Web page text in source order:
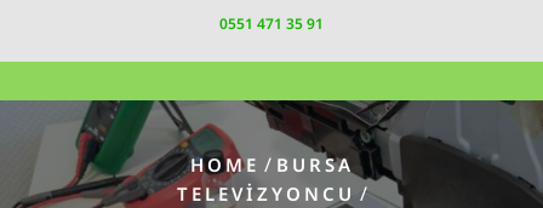
0551 471 35 91
HOME / BURSA
TELEVIZYONCU /